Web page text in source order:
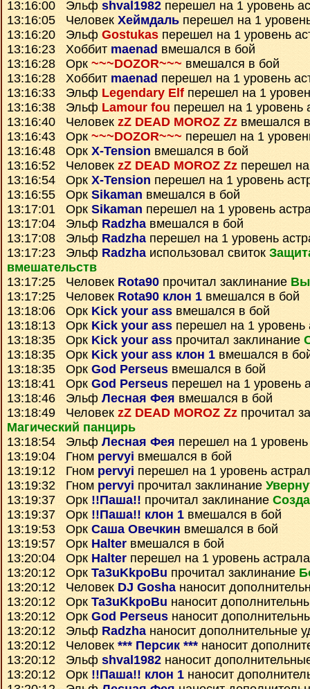
13:16:00 Эльф shval1982 перешел на 1 уровень
13:16:05 Человек Хеймдаль перешел на 1
13:16:20 Эльф Gostukas перешел на 1 уровень
13:16:23 Хоббит maenad вмешался в бой
13:16:28 Орк ~~~DOZOR~~~ вмешался в бой
13:16:28 Хоббит maenad перешел на 1 уровень
13:16:33 Эльф Legendary Elf перешел на 1
13:16:38 Эльф Lamour fou перешел на 1 уровень
13:16:40 Человек zZ DEAD MOROZ Zz вмешался
13:16:43 Орк ~~~DOZOR~~~ перешел на 1
13:16:48 Орк X-Tension вмешался в бой
13:16:52 Человек zZ DEAD MOROZ Zz перешел
13:16:54 Орк X-Tension перешел на 1 уровень
13:16:55 Орк Sikaman вмешался в бой
13:17:01 Орк Sikaman перешел на 1 уровень
13:17:04 Эльф Radzhaвмешался в бой
13:17:08 Эльф Radzhaперешел на 1 уровень
13:17:23 Эльф Radzhaиспользовал свиток
вмешательств
13:17:25 Человек Rota90 прочитал заклинание
13:17:25 Человек Rota90 клон 1 вмешался в бой
13:18:06 Орк Kick your ass вмешался в бой
13:18:13 Орк Kick your ass перешел на 1 уровень
13:18:35 Орк Kick your ass прочитал заклинание
13:18:35 Орк Kick your ass клон 1 вмешался в
13:18:35 Орк God Perseus вмешался в бой
13:18:41 Орк God Perseus перешел на 1 уровень
13:18:46 Эльф Лесная Фея вмешался в бой
13:18:49 Человек zZ DEAD MOROZ Zz прочитал
Магический панцирь
13:18:54 Эльф Лесная Фея перешел на 1
13:19:04 Гном pervyi вмешался в бой
13:19:12 Гном pervyi перешел на 1 уровень
13:19:32 Гном pervyi прочитал заклинание
13:19:37 Орк !!Паша!! прочитал заклинание
13:19:37 Орк !!Паша!! клон 1 вмешался в бой
13:19:53 Орк Саша Овечкин вмешался в бой
13:19:57 Орк Halter вмешался в бой
13:20:04 Орк Halter перешел на 1 уровень астрала
13:20:12 Орк Ta3uKkpoBu прочитал заклинание
13:20:12 Человек DJ Goshaнаносит
13:20:12 Орк Ta3uKkpoBu наносит
13:20:12 Орк God Perseus наносит
13:20:12 Эльф Radzha наносит дополнительные
13:20:12 Человек *** Персик *** наносит
13:20:12 Эльф shval1982 наносит
13:20:12 Орк !!Паша!! клон 1 наносит